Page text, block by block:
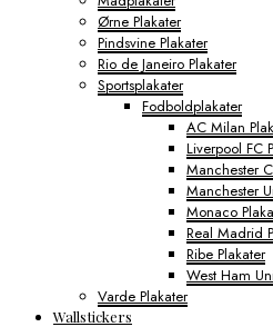
Ørne Plakater
Pindsvine Plakater
Rio de Janeiro Plakater
Sportsplakater
Fodboldplakater
AC Milan
Liverpool FC
Manchester
Manchester
Monaco
Real Madrid
Ribe Plakater
West Ham
Varde Plakater
Wallstickers